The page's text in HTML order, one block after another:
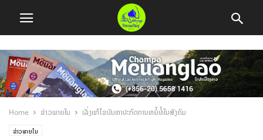
Home ຂ່າວພາຍໃນ ເລັ່ງ​ແກ້​ໄຂ​ບັນ​ຫາ​ປະ​ກົດ​ການ​ຫຍໍ້​ທໍ້​ໃນ​ສັງ​ຄົມ
ຂ່າວພາຍໃນ